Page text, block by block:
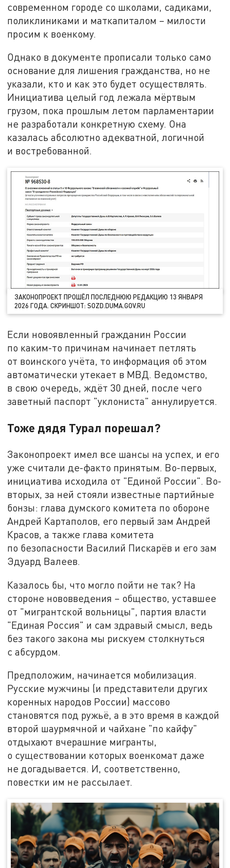
современном городе со школами, садиками,
поликлиниками и маткапиталом – милости
просим к военкому.
Однако в документе прописали только само
основание для лишения гражданства, но не
указали, кто и как это будет осуществлять.
Инициатива целый год лежала мёртвым
грузом, пока прошлым летом парламентарии
не разработали конкретную схему. Она
казалась абсолютно адекватной, логичной
и востребованной.
ЗАКОНОПРОЕКТ ПРОШЁЛ ПОСЛЕДНЮЮ РЕДАКЦИЮ 13 ЯНВАРЯ
2026 ГОДА. СКРИНШОТ: SOZD.DUMA.GOV.RU
Если новоявленный гражданин России
по каким-то причинам начинает петлять
от воинского учёта, то информация об этом
автоматически утекает в МВД. Ведомство,
в свою очередь, ждёт 30 дней, после чего
заветный паспорт "уклониста" аннулируется.
Тоже дядя Турал порешал?
Законопроект имел все шансы на успех, и его
уже считали де-факто принятым. Во-первых,
инициатива исходила от "Единой России". Во-
вторых, за ней стояли известные партийные
бонзы: глава думского комитета по обороне
Андрей Картаполов, его первый зам Андрей
Красов, а также глава комитета
по безопасности Василий Пискарёв и его зам
Эдуард Валеев.
Казалось бы, что могло пойти не так? На
стороне нововведения – общество, уставшее
от "мигрантской вольницы", партия власти
"Единая Россия" и сам здравый смысл, ведь
без такого закона мы рискуем столкнуться
с абсурдом.
Предположим, начинается мобилизация.
Русские мужчины (и представители других
коренных народов России) массово
становятся под ружьё, а в это время в каждой
второй шаурмячной и чайхане "по кайфу"
отдыхают вчерашние мигранты,
о существовании которых военкомат даже
не догадывается. И, соответственно,
повестки им не рассылает.